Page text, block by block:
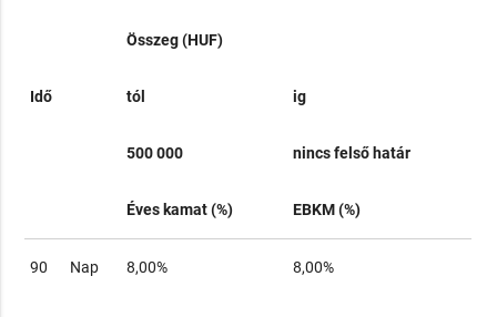
Idő
Összeg (HUF)
tól ig
500 000 nincs felső határ
Éves kamat (%) EBKM (%)
90 Nap 8,00% 8,00%